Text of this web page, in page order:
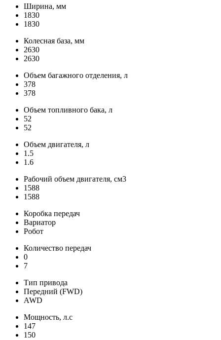
Ширина, мм
1830
1830
Колесная база, мм
2630
2630
Объем багажного отделения, л
378
378
Объем топливного бака, л
52
52
Объем двигателя, л
1.5
1.6
Рабочий объем двигателя, см3
1588
1588
Коробка передач
Вариатор
Робот
Количество передач
0
7
Тип привода
Передний (FWD)
AWD
Мощность, л.с
147
150